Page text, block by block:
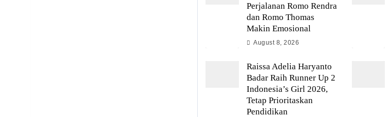
Perjalanan Romo Rendra
dan Romo Thomas
Makin Emosional
August 8, 2026
Raissa Adelia Haryanto
Badar Raih Runner Up 2
Indonesia’s Girl 2026,
Tetap Prioritaskan
Pendidikan